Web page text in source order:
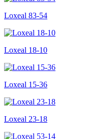
Loxeal 83-54
Loxeal 18-10
Loxeal 15-36
Loxeal 23-18